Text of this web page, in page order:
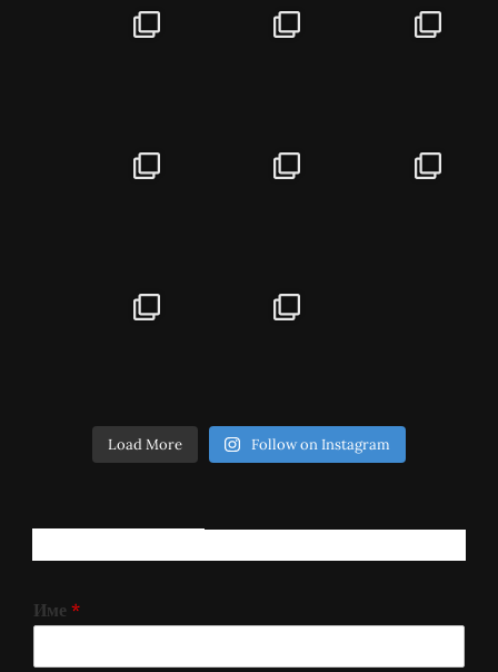
Load More Follow on Instagram
Име *